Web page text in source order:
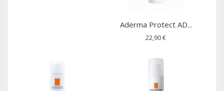
Aderma Protect AD...
22,90 €